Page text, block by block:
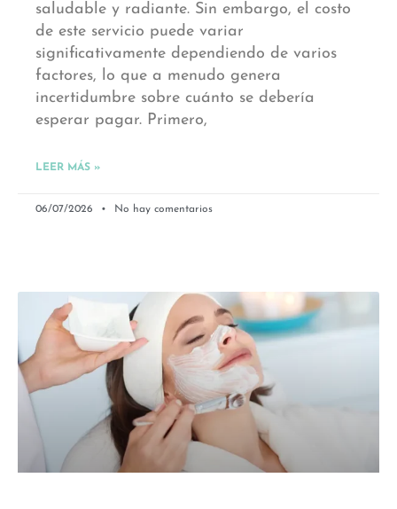
saludable y radiante. Sin embargo, el costo
de este servicio puede variar
significativamente dependiendo de varios
factores, lo que a menudo genera
incertidumbre sobre cuánto se debería
esperar pagar. Primero,
LEER MÁS »
06/07/2026 No hay comentarios